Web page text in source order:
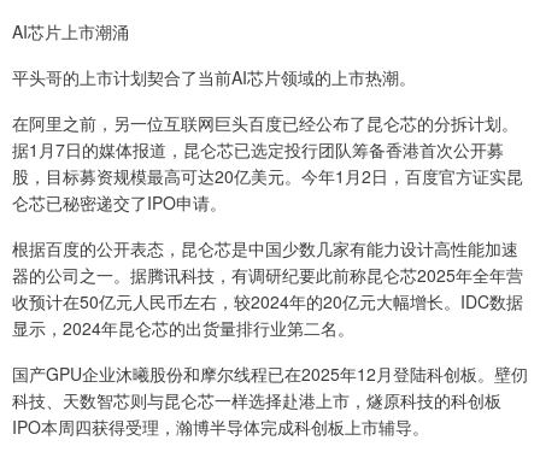
AI芯片上市潮涌
平头哥的上市计划契合了当前AI芯片领域的上市热潮。
在阿里之前，另一位互联网巨头百度已经公布了昆仑芯的分拆计划。
据1月7日的媒体报道，昆仑芯已选定投行团队筹备香港首次公开募
股，目标募资规模最高可达20亿美元。今年1月2日，百度官方证实昆
仑芯已秘密递交了IPO申请。
根据百度的公开表态，昆仑芯是中国少数几家有能力设计高性能加速
器的公司之一。据腾讯科技，有调研纪要此前称昆仑芯2025年全年营
收预计在50亿元人民币左右，较2024年的20亿元大幅增长。IDC数据
显示，2024年昆仑芯的出货量排行业第二名。
国产GPU企业沐曦股份和摩尔线程已在2025年12月登陆科创板。壁仞
科技、天数智芯则与昆仑芯一样选择赴港上市，燧原科技的科创板
IPO本周四获得受理，瀚博半导体完成科创板上市辅导。